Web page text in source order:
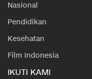
Nasional
Pendidikan
Kesehatan
Film Indonesia
IKUTI KAMI